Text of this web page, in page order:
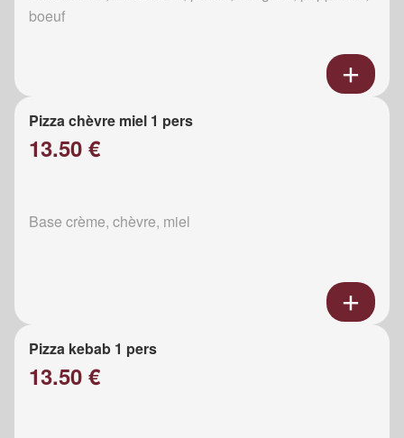
boeuf
Pizza chèvre miel 1 pers
13.50 €
Base crème, chèvre, miel
Pizza kebab 1 pers
13.50 €